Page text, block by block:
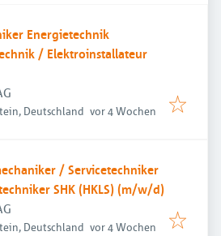
Energietechnik
/ Elektroinstallateur
Deutschland Veröffentlicht
vor 4 Wochen
/ Servicetechniker
SHK (HKLS) (m/w/d)
Deutschland Veröffentlicht
vor 4 Wochen